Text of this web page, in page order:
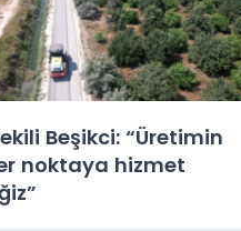
Beşikci: “Üretimin
noktaya hizmet